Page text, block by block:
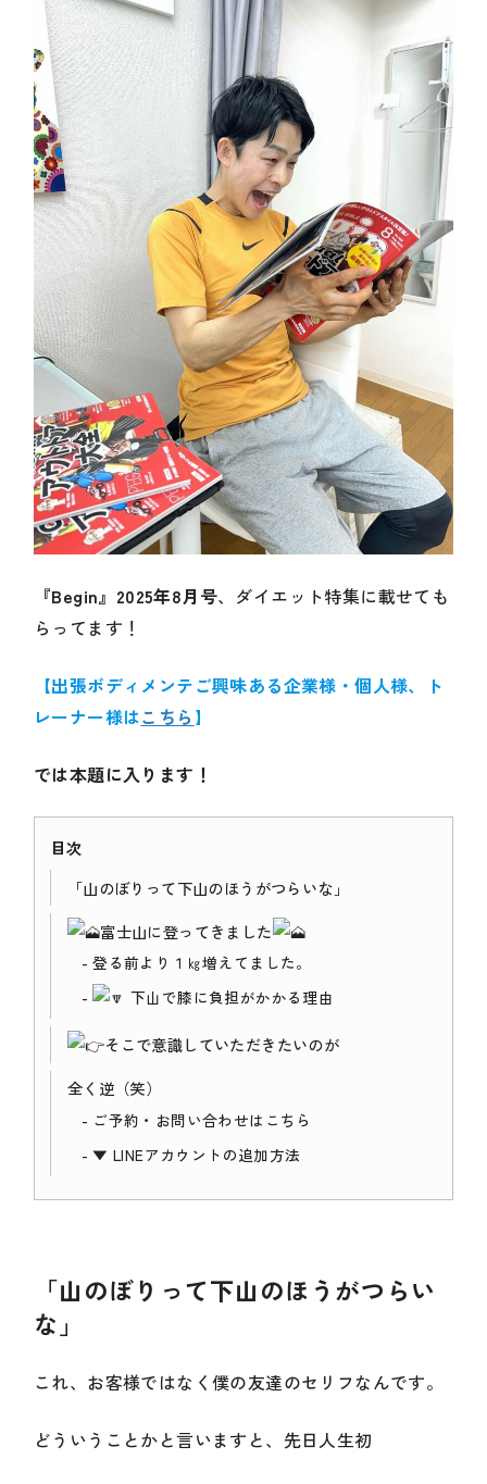
『Begin』2025年8月号、ダイエット特集に載せても
らってます！
【出張ボディメンテご興味ある企業様・個人様、ト
レーナー様はこちら 】
では本題に入ります！
目次
「山のぼりって下山のほうがつらいな」
富士山に登ってきました
登る前より１㎏増えてました。
下山で膝に負担がかかる理由
そこで意識していただきたいのが
全く逆（笑）
ご予約・お問い合わせはこちら
▼ LINEアカウントの追加方法
「山のぼりって下山のほうがつらい
な」
これ、お客様ではなく僕の友達のセリフなんです。
どういうことかと言いますと、先日人生初